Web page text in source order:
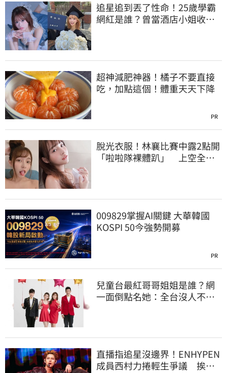
追星追到丟了性命！25歲學霸
網紅是誰？曾當酒店小姐收入
超神減肥神器！橘子不要直接
吃，加點這個！體重天天下降
PR
脫光衣服！林襄比賽中露2點開
「啦啦隊裸體趴」 上空全裸
009829掌握AI關鍵 大華韓國
KOSPI 50今強勢開募
PR
兒童台最紅哥哥姐姐是誰？網
一面倒點名她：全台沒人不認
直播指追星沒邊界！ENHYPEN
成員西村力捲輕生爭議 挨